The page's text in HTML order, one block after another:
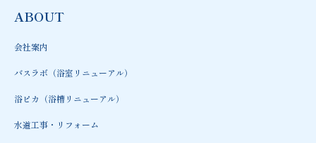
ABOUT
会社案内
バスラボ（浴室リニューアル）
浴ピカ（浴槽リニューアル）
水道工事・リフォーム